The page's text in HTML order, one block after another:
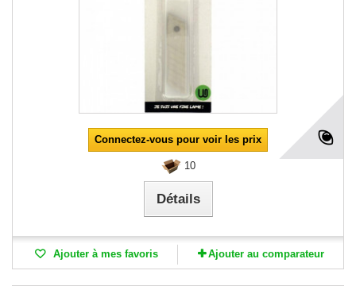
Connectez-vous pour voir les prix
10
Détails
Ajouter à mes favoris Ajouter au comparateur